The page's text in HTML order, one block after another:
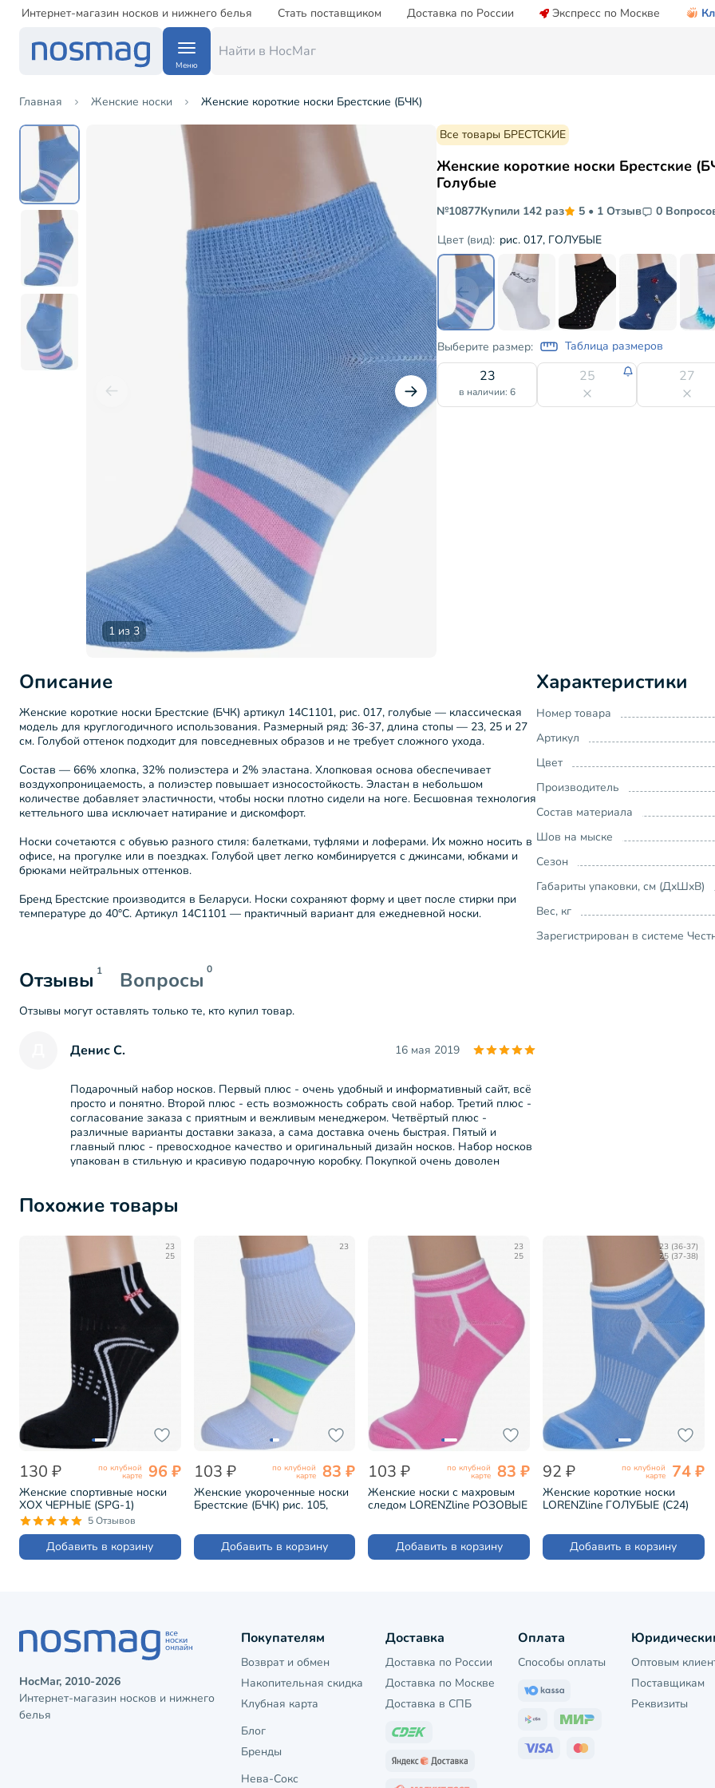
Интернет-магазин носков и нижнего белья Стать поставщиком Доставка по России Экспресс по Москве
Меню
Главная Женские носки Женские короткие носки Брестские (БЧК)
1 из 3
Все товары БРЕСТСКИЕ
Женские короткие носки Брестские
Голубые
№10877Купили 142 раз 5 • 1 Отзыв
0
Цвет (вид): рис. 017, ГОЛУБЫЕ
Выберите размер: Таблица размеров
23
в наличии: 6
25 27
Описание
Женские короткие носки Брестские (БЧК) артикул 14С1101, рис. 017, голубые — классическая
модель для круглогодичного использования. Размерный ряд: 36-37, длина стопы — 23, 25 и 27
см. Голубой оттенок подходит для повседневных образов и не требует сложного ухода.
Состав — 66% хлопка, 32% полиэстера и 2% эластана. Хлопковая основа обеспечивает
воздухопроницаемость, а полиэстер повышает износостойкость. Эластан в небольшом
количестве добавляет эластичности, чтобы носки плотно сидели на ноге. Бесшовная технология
кеттельного шва исключает натирание и дискомфорт.
Носки сочетаются с обувью разного стиля: балетками, туфлями и лоферами. Их можно носить в
офисе, на прогулке или в поездках. Голубой цвет легко комбинируется с джинсами, юбками и
брюками нейтральных оттенков.
Бренд Брестские производится в Беларуси. Носки сохраняют форму и цвет после стирки при
температуре до 40°C. Артикул 14С1101 — практичный вариант для ежедневной носки.
Характеристики
Номер товара
Артикул
Цвет
Производитель
Состав материала
Шов на мыске
Сезон
Габариты упаковки, см (ДхШхВ)
Вес, кг
Зарегистрирован в системе
Отзывы 1 Вопросы 0
Отзывы могут оставлять только те, кто купил товар.
Денис С. 16 мая 2019
Подарочный набор носков. Первый плюс - очень удобный и информативный сайт, всё
просто и понятно. Второй плюс - есть возможность собрать свой набор. Третий плюс -
согласование заказа с приятным и вежливым менеджером. Четвёртый плюс -
различные варианты доставки заказа, а сама доставка очень быстрая. Пятый и
главный плюс - превосходное качество и оригинальный дизайн носков. Набор носков
упакован в стильную и красивую подарочную коробку. Покупкой очень доволен
Похожие товары
23
25
130 ₽ по клубной
карте 96 ₽
Женские спортивные носки
ХОХ ЧЕРНЫЕ (SPG-1)
5 Отзывов
Добавить в корзину
23
103 ₽ по клубной
карте 83 ₽
Женские укороченные носки
Брестские (БЧК) рис. 105,
Добавить в корзину
23
25
103 ₽ по клубной
карте 83 ₽
Женские носки с махровым
следом LORENZline РОЗОВЫЕ
Добавить в корзину
23 (36-37)
25 (37-38)
92 ₽ по клубной
карте 74 ₽
Женские короткие носки
LORENZline ГОЛУБЫЕ (С24)
Добавить в корзину
НосМаг, 2010-2026
Интернет-магазин носков и нижнего
белья
Покупателям
Возврат и обмен
Накопительная скидка
Клубная карта
Блог
Бренды
Нева-Сокс
Доставка
Доставка по России
Доставка по Москве
Доставка в СПБ
Оплата
Способы оплаты
Оптовым
Поставщикам
Реквизиты